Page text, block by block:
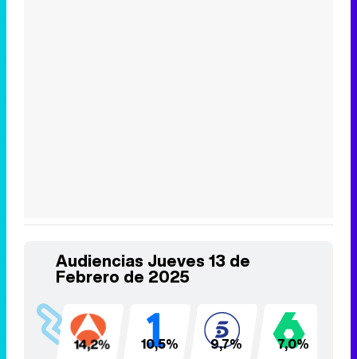
Audiencias Jueves 13 de
Febrero de 2025
14,2% 10,5% 9,7% 7,0%